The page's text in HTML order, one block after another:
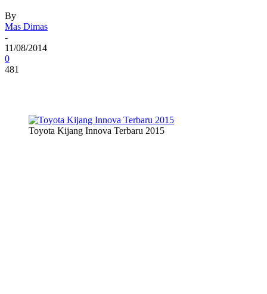
By
Mas Dimas
-
11/08/2014
0
481
Toyota Kijang Innova Terbaru 2015